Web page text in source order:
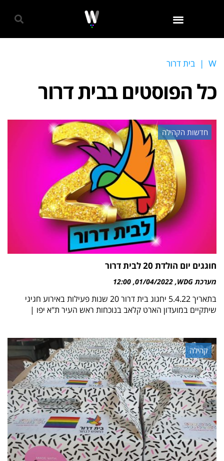
W
| בית דרור
כל הפוסטים בבית דרור
חדשות הקהילה
חוגגים יום הולדת 20 לבית דרור
מערכת WDG 01/04/2022
12:00
בתאריך 5.4.22 יחגוג בית דרור 20 שנות פעילות באירוע חגיגי
שיתקיים במועדון הארט קלאב בנוכחות ראש העיר ת"א יפו |
קהילה